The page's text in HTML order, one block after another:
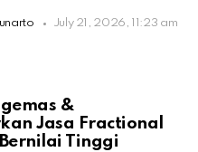
July 21, 2026, 11:23 am
&
Jasa Fractional
Bernilai Tinggi